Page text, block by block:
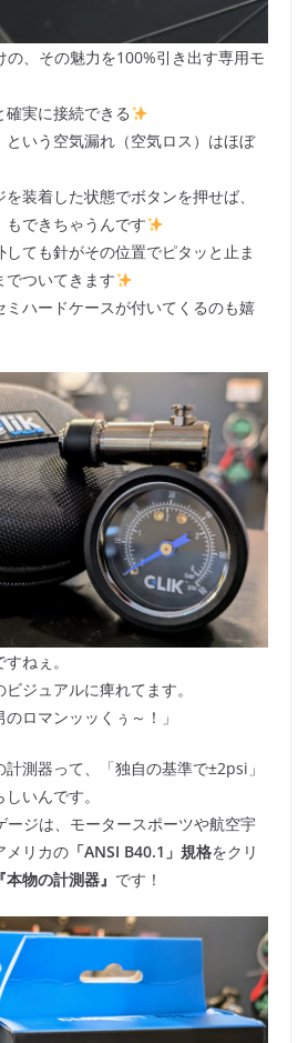
の、その魅力を100%引き出す専用モ
確実に接続できる
いう空気漏れ（空気ロス）はほぼ
装着した状態でボタンを押せば、
もできちゃうんです
ても針がその位置でピタッと止ま
でついてきます
ハードケースが付いてくるのも嬉
ねぇ。
ジュアルに痺れてます。
ロマンッッくぅ～！」
測器って、「独自の基準で±2psi」
いんです。
ージは、モータースポーツや航空宇
メリカの 「ANSI B40.1」規格をクリ
物の計測器』 です！